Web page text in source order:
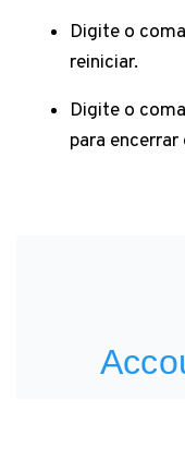
Digite o
reiniciar.
Digite o
para encerrar